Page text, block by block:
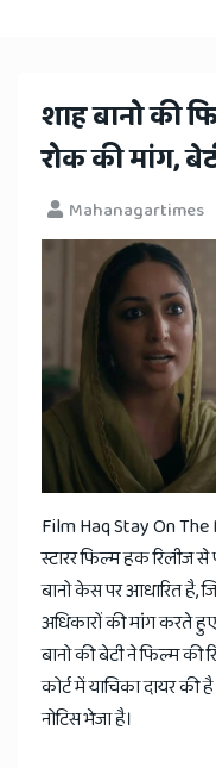
शाह बानो की
रोक की मांग,
Mahanagartimes
Film Haq Stay On The
स्टारर फिल्म हक रिलीज से
बानो केस पर आधारित है,
अधिकारों की मांग करते
बानो की बेटी ने फिल्म की
कोर्ट में याचिका दायर
नोटिस भेजा है।